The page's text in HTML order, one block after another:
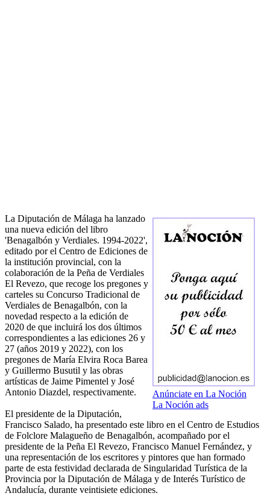
Anúnciate en La Noción
La Noción ads
La Diputación de Málaga ha lanzado
una nueva edición del libro
'Benagalbón y Verdiales. 1994-2022',
editado por el Centro de Ediciones de
la institución provincial, con la
colaboración de la Peña de Verdiales
El Revezo, que recoge los pregones y
carteles su Concurso Tradicional de
Verdiales de Benagalbón, con la
novedad respecto a la edición de
2020 de que incluirá los dos últimos
correspondientes a las ediciones 26 y
27 (años 2019 y 2022), con los
pregones de María Elvira Roca Barea
y Guillermo Busutil y las obras
artísticas de Jaime Pimentel y José
Antonio Diazdel, respectivamente.
El presidente de la Diputación,
Francisco Salado, ha presentado este libro en el Centro de Estudios
de Folclore Malagueño de Benagalbón, acompañado por el
presidente de la Peña El Revezo, Francisco Manuel Fernández, y
una representación de los escritores y pintores que han formado
parte de esta festividad declarada de Singularidad Turística de la
Provincia por la Diputación de Málaga y de Interés Turístico de
Andalucía, durante veintisiete ediciones.